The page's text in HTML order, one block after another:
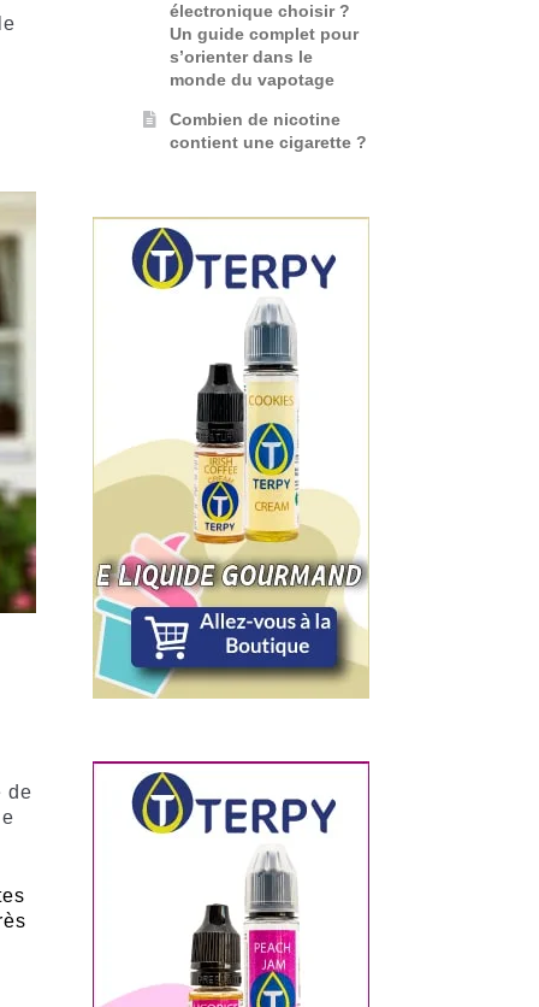
de
électronique choisir ?
Un guide complet pour
s’orienter dans le
monde du vapotage
Combien de nicotine
contient une cigarette ?